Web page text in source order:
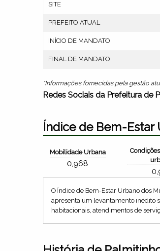
SITE
PREFEITO ATUAL
INÍCIO DE MANDATO
FINAL DE MANDATO
*Informações fornecidas pela gestão
Redes Sociais da Prefeitura de
Índice de Bem-Estar
Mobilidade Urbana
0,968
O Índice de Bem-Estar Urbano dos
apresenta um levantamento inédito
habitacionais, atendimentos de